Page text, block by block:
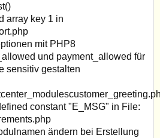
array key 1 in
mit PHP8
und payment_allowed für
sensitiv gestalten
constant "E_MSG" in File:
ändern bei Erstellung